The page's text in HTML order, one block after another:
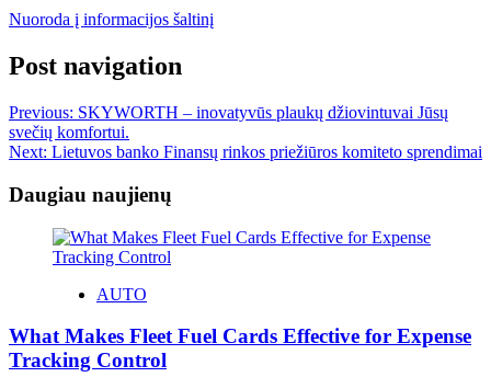
Nuoroda į informacijos šaltinį
Post navigation
Previous: SKYWORTH – inovatyvūs plaukų džiovintuvai Jūsų
svečių komfortui.
Next: Lietuvos banko Finansų rinkos priežiūros komiteto sprendimai
Daugiau naujienų
AUTO
What Makes Fleet Fuel Cards Effective for Expense
Tracking Control